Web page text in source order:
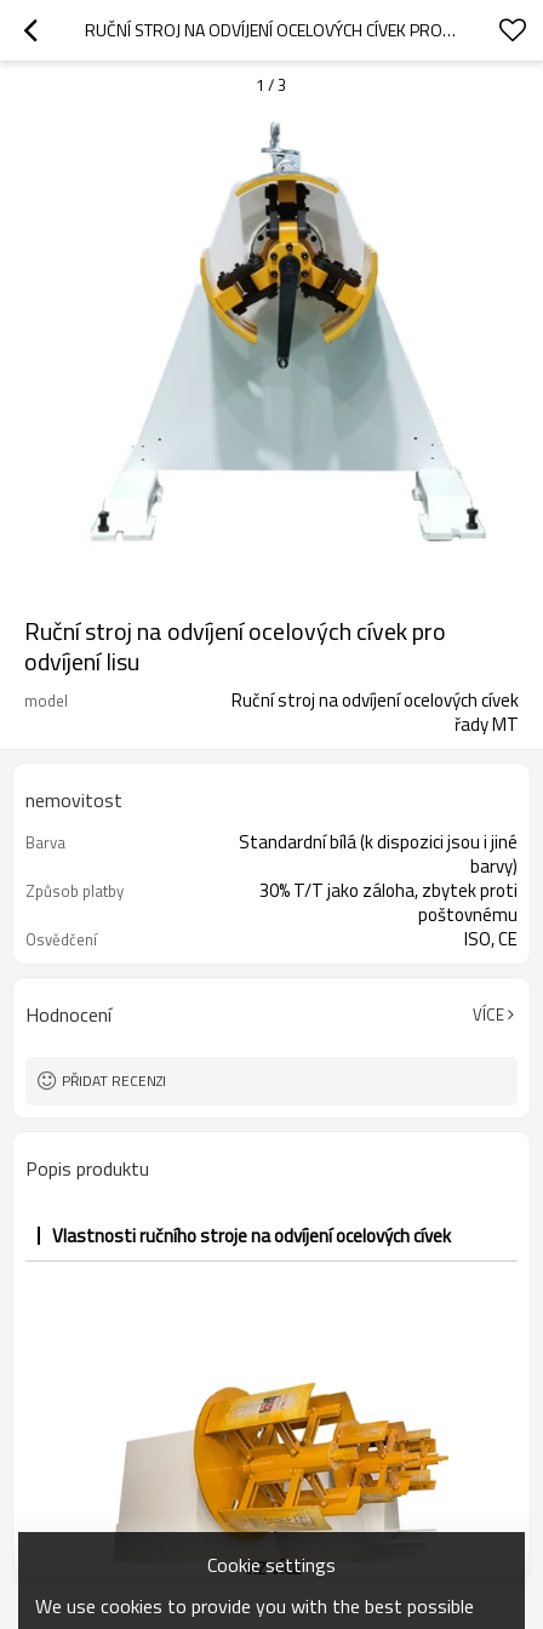
RUČNÍ STROJ NA ODVÍJENÍ OCELOVÝCH CÍVEK PRO ODVÍJENÍ LISU
1 /3
Ruční stroj na odvíjení ocelových cívek pro
odvíjení lisu
model
Ruční stroj na odvíjení ocelových cívek
řady MT
nemovitost
Barva
Standardní bílá (k dispozici jsou i jiné
barvy)
Způsob platby
30% T/T jako záloha, zbytek proti
poštovnému
Osvědčení ISO, CE
Hodnocení VÍCE
PŘIDAT RECENZI
Popis produktu
Vlastnosti ručního stroje na odvíjení ocelových cívek
VIZ VÍCE
Cookie settings
We use cookies to provide you with the best possible